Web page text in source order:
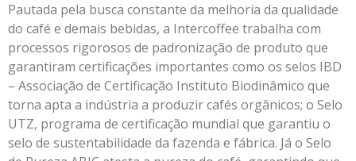
Pautada pela busca constante da melhoria da qualidade
do café e demais bebidas, a Intercoffee trabalha com
processos rigorosos de padronização de produto que
garantiram certificações importantes como os selos IBD
– Associação de Certificação Instituto Biodinâmico que
torna apta a indústria a produzir cafés orgânicos; o Selo
UTZ, programa de certificação mundial que garantiu o
selo de sustentabilidade da fazenda e fábrica. Já o Selo